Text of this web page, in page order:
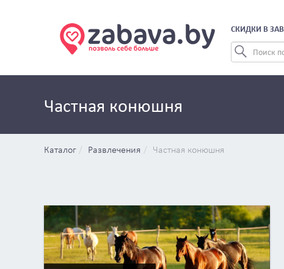
СКИДКИ В
Частная конюшня
Каталог Развлечения Частная конюшня